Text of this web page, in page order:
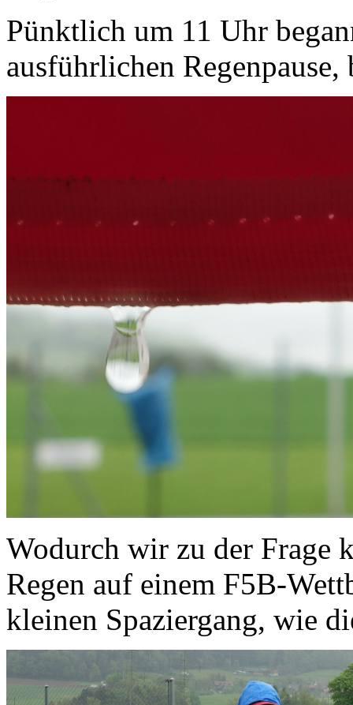
Pünktlich um 11 Uhr
ausführlichen
Wodurch wir zu der Frage
Regen auf einem F5B-
kleinen Spaziergang, wie